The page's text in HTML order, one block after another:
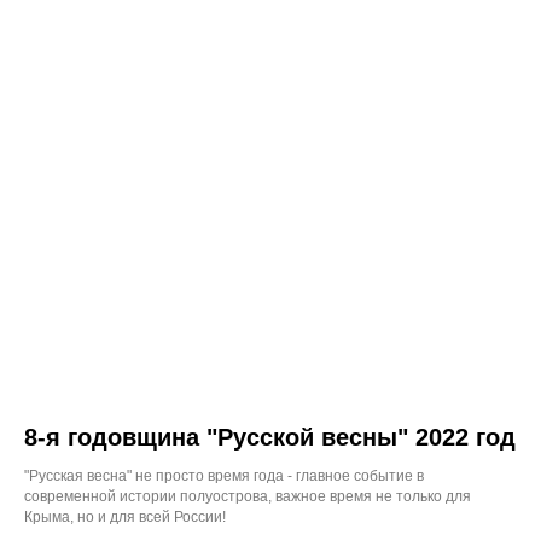
8-я годовщина "Русской весны" 2022 год
"Русская весна" не просто время года - главное событие в
современной истории полуострова, важное время не только для
Крыма, но и для всей России!